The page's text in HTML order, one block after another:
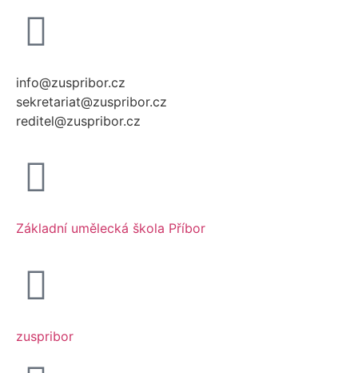
info@zuspribor.cz
sekretariat@zuspribor.cz
reditel@zuspribor.cz
Základní umělecká škola Příbor
zuspribor